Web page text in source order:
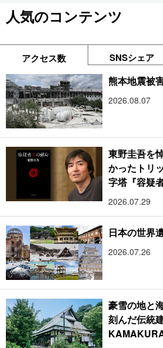
人気のコンテンツ
アクセス数 SNSシェア
熊本地震被
2026.08.07
東野圭吾を
かったトリ
字塔『容疑
2026.07.29
日本の世界
2026.07.26
豪雪の地と
刻んだ伝統